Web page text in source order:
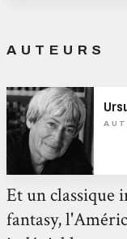
AUTEURS
Et un classique
fantasy,